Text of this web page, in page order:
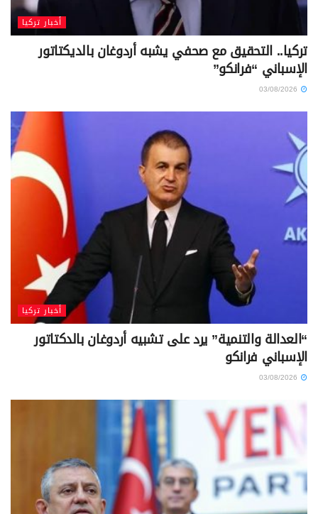
أخبار تركيا
تركيا.. التحقيق مع صحفي يشبه أردوغان بالديكتاتور
الإسباني “فرانكو”
أخبار تركيا
“العدالة والتنمية” يرد على تشبيه أردوغان بالدكتاتور
الإسباني فرانكو